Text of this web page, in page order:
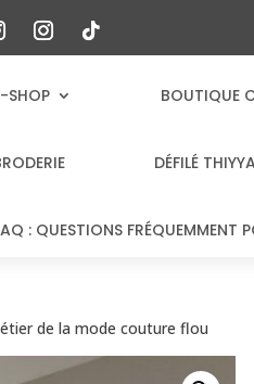
SHOP BOUTIQUE
DÉFILÉ THIYYA
: QUESTIONS FRÉQUEMMENT
de la mode couture flou